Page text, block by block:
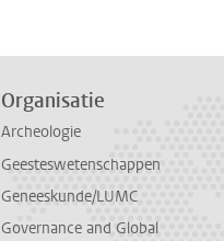
Organisatie
Archeologie
Geesteswetenschappen
Geneeskunde/LUMC
Governance and Global